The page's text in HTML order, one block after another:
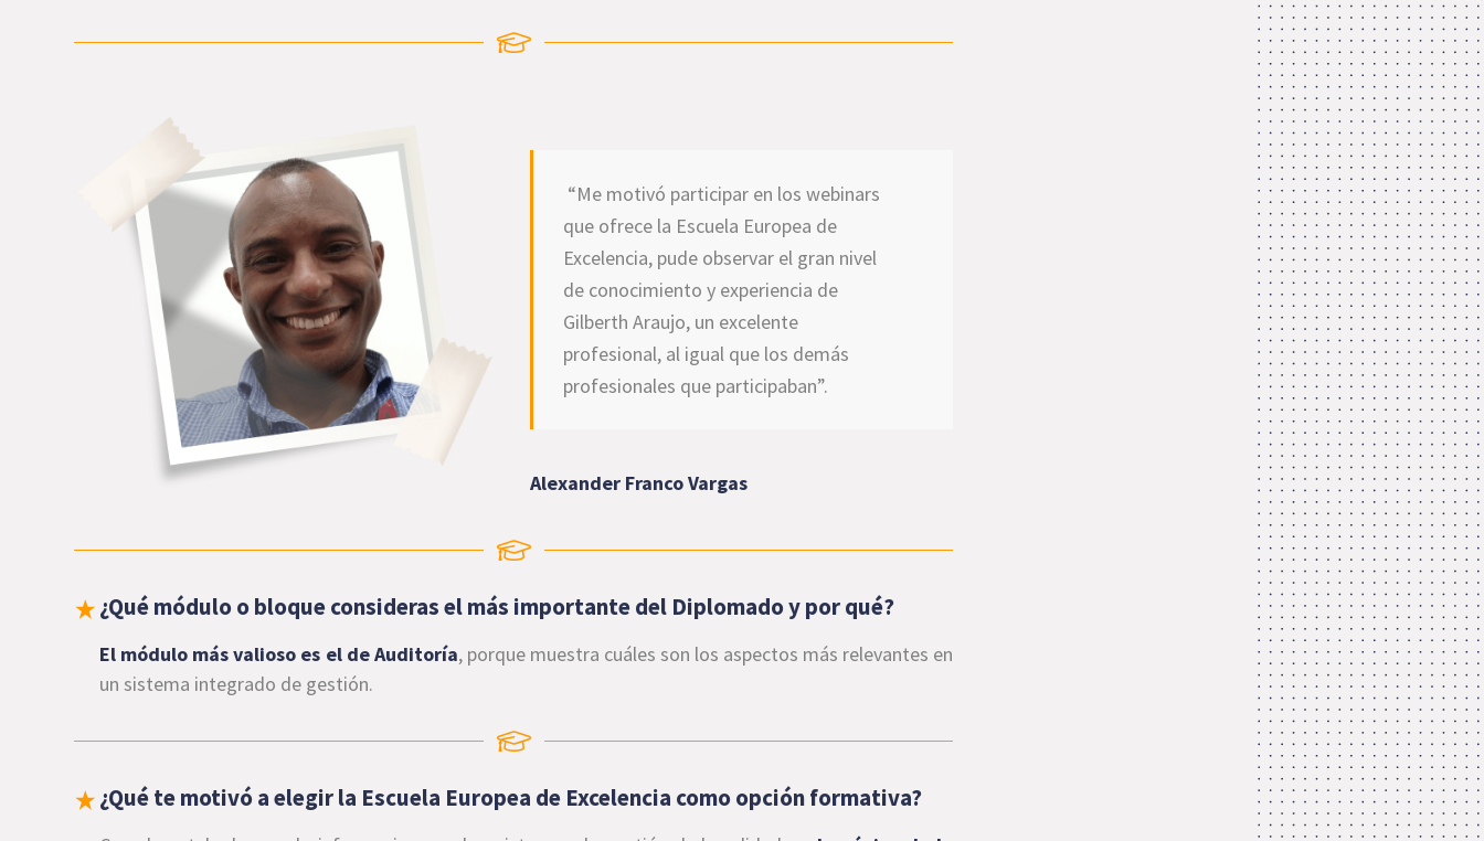
“Me motivó participar en los webinars
que ofrece la Escuela Europea de
Excelencia, pude observar el gran nivel
de conocimiento y experiencia de
Gilberth Araujo, un excelente
profesional, al igual que los demás
profesionales que participaban”.
Alexander Franco Vargas
¿Qué módulo o bloque consideras el más importante del Diplomado y por qué?
El módulo más valioso es el de Auditoría, porque muestra cuáles son los aspectos más relevantes en
un sistema integrado de gestión.
¿Qué te motivó a elegir la Escuela Europea de Excelencia como opción formativa?